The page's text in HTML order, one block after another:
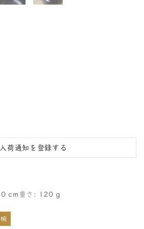
荷通知を登録する
cm 重さ: 120 g